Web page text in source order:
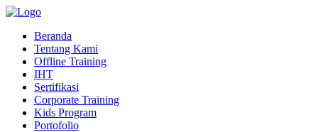
Beranda
Tentang Kami
Offline Training
IHT
Sertifikasi
Corporate Training
Kids Program
Portofolio